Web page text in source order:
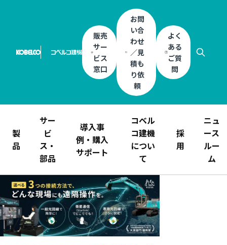
販売
サー
ビス
窓口
お問
い合
わせ
／見
積も
り依
頼
よく
ある
ご質
問
製
品
サー
ビ
ス・
部品
導入事
例・購入
サポート
コベル
コ建機
につい
て
採
用
ニュ
ース
ルー
ム